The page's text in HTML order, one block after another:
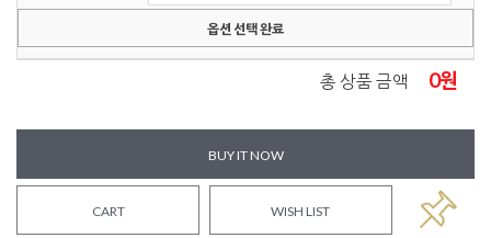
옵션 선택 완료
총 상품 금액 0원
BUY IT NOW
CART WISH LIST